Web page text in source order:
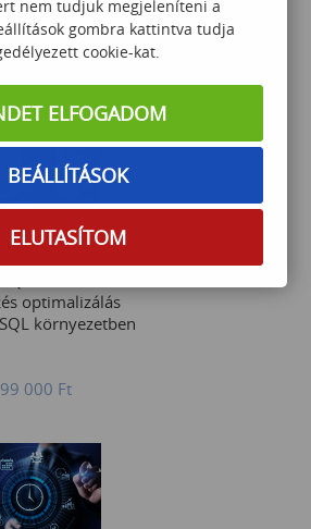
üzemeltetése és
optimalizálás
környezetben
000 Ft
nem tudjuk megjeleníteni a
gombra kattintva tudja
cookie-kat.
ELFOGADOM
BEÁLLÍTÁSOK
ELUTASÍTOM